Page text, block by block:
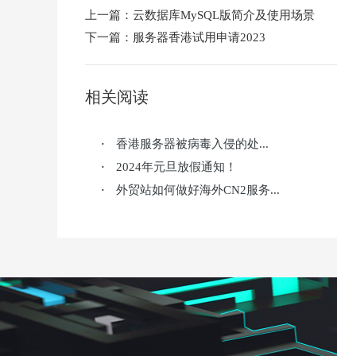
上一篇： 云数据库MySQL版简介及使用场景
下一篇： 服务器香港试用申请2023
相关阅读
· 香港服务器被病毒入侵的处...
· 2024年元旦放假通知！
· 外贸站如何做好海外CN2服务...